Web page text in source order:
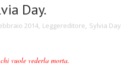
Day.
2014, Leggereditore, Sylvia Day
vuole vederla morta.